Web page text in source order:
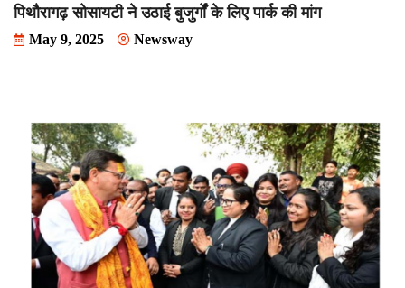
पिथौरागढ़ सोसायटी ने उठाई बुजुर्गों के लिए पार्क की मांग
May 9, 2025 Newsway